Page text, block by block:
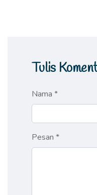
Tulis
Nama *
Pesan *